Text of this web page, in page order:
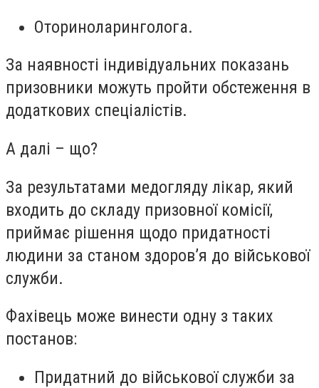
Оториноларинголога.
За наявності індивідуальних показань
призовники можуть пройти обстеження в
додаткових спеціалістів.
А далі – що?
За результатами медогляду лікар, який
входить до складу призовної комісії,
приймає рішення щодо придатності
людини за станом здоров’я до військової
служби.
Фахівець може винести одну з таких
постанов:
Придатний до військової служби за